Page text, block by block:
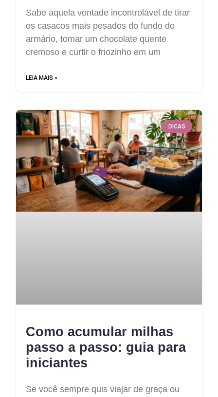
Sabe aquela vontade incontrolável de tirar
os casacos mais pesados do fundo do
armário, tomar um chocolate quente
cremoso e curtir o friozinho em um
LEIA MAIS »
DICAS
Como acumular milhas
passo a passo: guia para
iniciantes
Se você sempre quis viajar de graça ou